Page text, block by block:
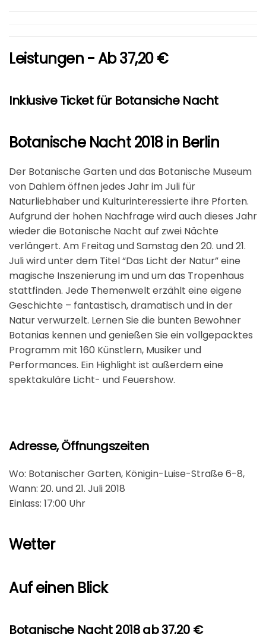
Leistungen - Ab 37,20 €
Inklusive Ticket für Botansiche Nacht
Botanische Nacht 2018 in Berlin
Der Botanische Garten und das Botanische Museum
von Dahlem öffnen jedes Jahr im Juli für
Naturliebhaber und Kulturinteressierte ihre Pforten.
Aufgrund der hohen Nachfrage wird auch dieses Jahr
wieder die Botanische Nacht auf zwei Nächte
verlängert. Am Freitag und Samstag den 20. und 21.
Juli wird unter dem Titel “Das Licht der Natur” eine
magische Inszenierung im und um das Tropenhaus
stattfinden. Jede Themenwelt erzählt eine eigene
Geschichte – fantastisch, dramatisch und in der
Natur verwurzelt. Lernen Sie die bunten Bewohner
Botanias kennen und genießen Sie ein vollgepacktes
Programm mit 160 Künstlern, Musiker und
Performances. Ein Highlight ist außerdem eine
spektakuläre Licht- und Feuershow.
Adresse, Öffnungszeiten
Wo: Botanischer Garten, Königin-Luise-Straße 6-8,
Wann: 20. und 21. Juli 2018
Einlass: 17:00 Uhr
Wetter
Auf einen Blick
Botanische Nacht 2018 ab 37,20 €